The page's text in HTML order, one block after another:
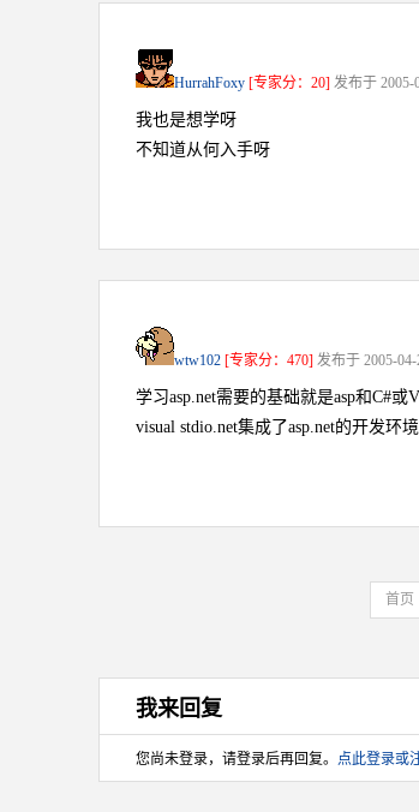
HurrahFoxy [专家分：20] 发布于 2005-
我也是想学呀
不知道从何入手呀
wtw102 [专家分：470] 发布于 2005-04-
学习asp.net需要的基础就是asp和C#或
visual stdio.net集成了asp.net的开发环境
首页
我来回复
您尚未登录，请登录后再回复。 点此登录或